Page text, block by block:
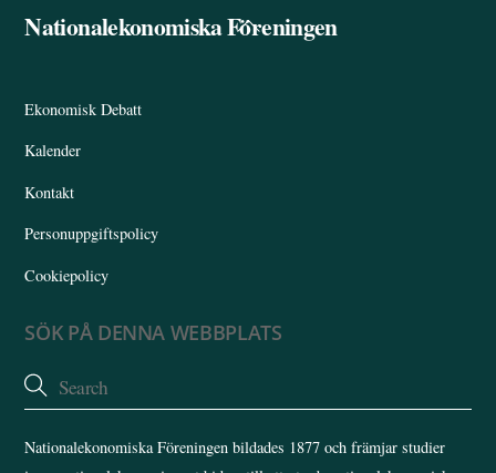
Back
Nationalekonomiska Föreningen
Ekonomisk Debatt
Kalender
Kontakt
Personuppgiftspolicy
Cookiepolicy
SÖK PÅ DENNA WEBBPLATS
Nationalekonomiska Föreningen bildades 1877 och främjar studier